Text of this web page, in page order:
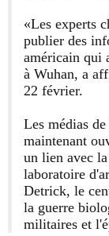
«Les experts
publier des
américain qui
à Wuhan, a
22 février.
Les médias
maintenant
un lien avec
laboratoire
Detrick, le
la guerre
militaires et